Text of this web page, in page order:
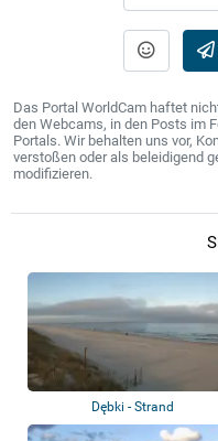
Das Portal WorldCam haftet
den Webcams, in den Posts im
Portals. Wir behalten uns vor,
verstoßen oder als beleidigend
modifizieren.
Dębki - Strand